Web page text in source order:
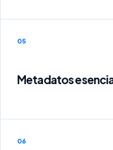
05
Metadatos
06